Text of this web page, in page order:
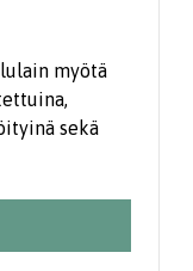
myötä
sekä